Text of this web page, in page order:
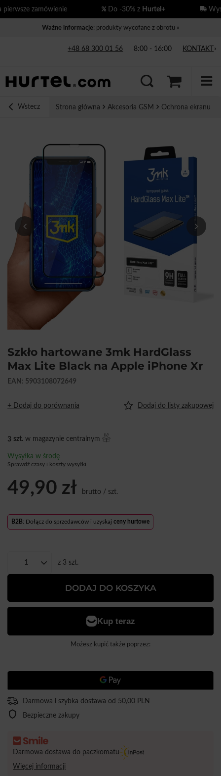
zamówienie Do -30% zHurtel+
Ważne informacje: produkty wycofane z obrotu »
+48 68 300 01 56 8:00 - 16:00 KONTAKT
Wstecz Strona główna Akcesoria GSM Ochrona ekranu
Szkło hartowane 3mk HardGlass
Max Lite Black na Apple iPhone Xr
EAN: 5903108072649
+ Dodaj do porównania Dodaj do listy zakupowej
3 szt. w magazynie centralnym
Wysyłka w środę
Sprawdź czasy i koszty wysyłki
49,90 zł brutto / szt.
B2B: Dołącz do sprzedawców i uzyskaj ceny hurtowe
z 3 szt.
DODAJ DO KOSZYKA
Możesz kupić także poprzez:
Darmowa i szybka dostawa od 50,00 PLN
Bezpieczne zakupy
Darmowa dostawa do paczkomatu
Więcej informacji